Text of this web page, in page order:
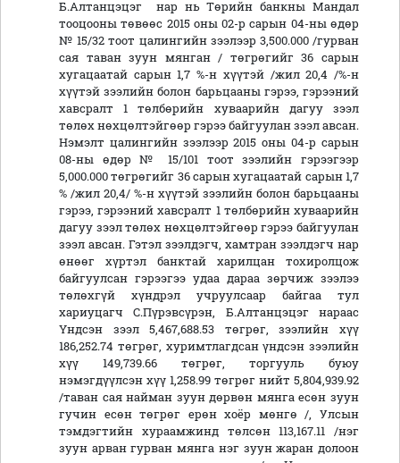
Б.Алтанцэцэг нар нь Төрийн банкны Мандал
тооцооны төвөөс 2015 оны 02-р сарын 04-ны өдөр
№ 15/32 тоот цалингийн зээлээр 3,500.000 /гурван
сая таван зуун мянган / төгрөгийг 36 сарын
хугацаатай сарын 1,7 %-н хүүтэй /жил 20,4 /%-н
хүүтэй зээлийн болон барьцааны гэрээ, гэрээний
хавсралт 1 төлбөрийн хуваарийн дагуу зээл
төлөх нөхцөлтэйгөөр гэрээ байгуулан зээл авсан.
Нэмэлт цалингийн зээлээр 2015 оны 04-р сарын
08-ны өдөр № 15/101 тоот зээлийн гэрээгээр
5,000.000 төгрөгийг 36 сарын хугацаатай сарын 1,7
% /жил 20,4/ %-н хүүтэй зээлийн болон барьцааны
гэрээ, гэрээний хавсралт 1 төлбөрийн хуваарийн
дагуу зээл төлөх нөхцөлтэйгөөр гэрээ байгуулан
зээл авсан. Гэтэл зээлдэгч, хамтран зээлдэгч нар
өнөөг хүртэл банктай харилцан тохиролцож
байгуулсан гэрээгээ удаа дараа зөрчиж зээлээ
төлөхгүй хүндрэл учруулсаар байгаа тул
хариуцагч С.Пүрэвсүрэн, Б.Алтанцэцэг нараас
Үндсэн зээл 5,467,688.53 төгрөг, зээлийн хүү
186,252.74 төгрөг, хуримтлагдсан үндсэн зээлийн
хүү 149,739.66 төгрөг, торгууль буюу
нэмэгдүүлсэн хүү 1,258.99 төгрөг нийт 5,804,939.92
/таван сая найман зуун дөрвөн мянга есөн зуун
гучин есөн төгрөг ерөн хоёр мөнгө /, Улсын
тэмдэгтийн хураамжинд төлсөн 113,167.11 /нэг
зуун арван гурван мянга нэг зуун жаран долоон